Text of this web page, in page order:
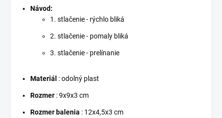
Návod:
1. stlačenie - rýchlo bliká
2. stlačenie - pomaly bliká
3. stlačenie - prelínanie
Materiál : odolný plast
Rozmer : 9x9x3 cm
Rozmer balenia : 12x4,5x3 cm